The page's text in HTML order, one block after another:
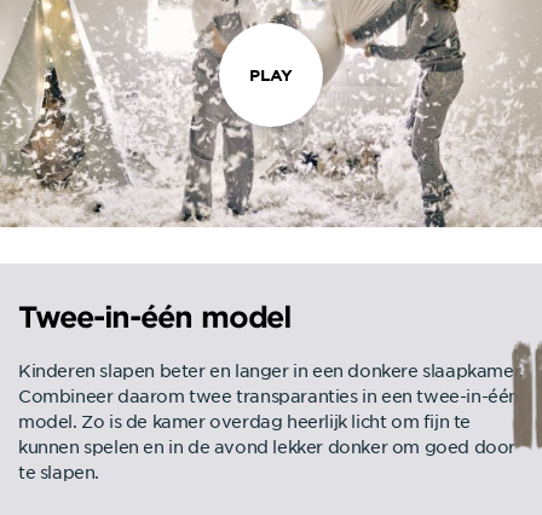
PLAY
Twee-in-één model
Kinderen slapen beter en langer in een donkere slaapkamer.
Combineer daarom twee transparanties in een twee-in-één
model. Zo is de kamer overdag heerlijk licht om fijn te
kunnen spelen en in de avond lekker donker om goed door
te slapen.